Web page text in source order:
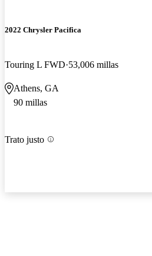
2022 Chrysler Pacifica
Touring L FWD 53,006 millas
Athens, GA
90 millas
Trato justo